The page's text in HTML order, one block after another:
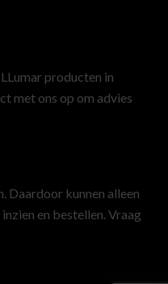
producten in
met ons op om advies
Daardoor kunnen alleen
en bestellen.Vraag